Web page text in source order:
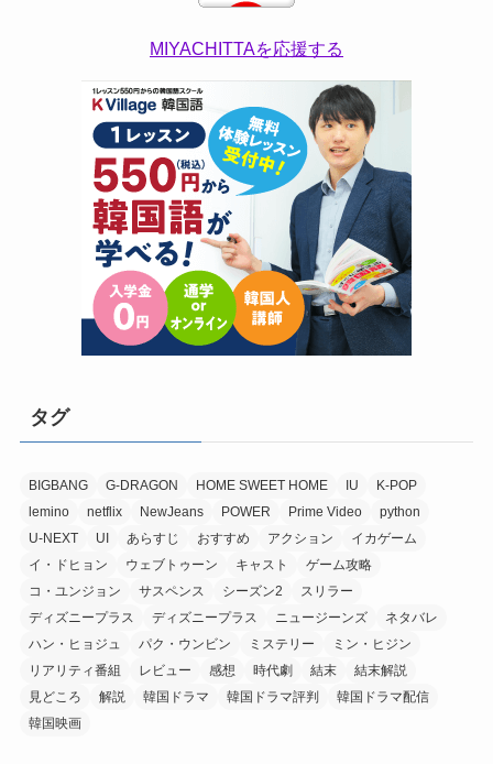
MIYACHITTAを応援する
タグ
BIGBANG G-DRAGON HOME SWEET HOME IU
K-POP
lemino
netflix NewJeans POWER Prime Video
python
U-NEXT
UI あらすじ おすすめ アクション
イカゲーム
イ・ドヒョン
ウェブトゥーン キャスト
ゲーム攻略
コ・ユンジョン
サスペンス シーズン2
スリラー
ディズニープラス
ディズニープラス ニュージーンズ
ネタバレ
ハン・ヒョジュ
パク・ウンビン ミステリー
ミン・ヒジン
リアリティ番組
レビュー 感想 時代劇 結末
結末解説
見どころ
解説 韓国ドラマ 韓国ドラマ評判
韓国ドラマ配信
韓国映画